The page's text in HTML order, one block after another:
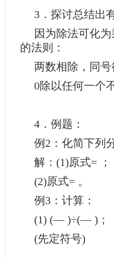
3．探讨总结出
因为除法可化
的法则：
两数相除，同
0除以任何一个
4．例题：
例2：化简下
解：(1)原式= ；
(2)原式= 。
例3：计算：
(1) (― )÷(― )
(先定符号)